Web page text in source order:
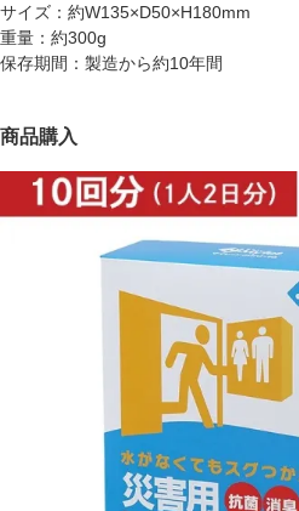
サイズ：約W135×D50×H180mm
重量：約300g
保存期間：製造から約10年間
商品購入